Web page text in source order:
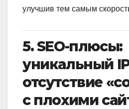
улучшив тем самым
5. SEO-плюсы:
уникальный
отсутствие
с плохими